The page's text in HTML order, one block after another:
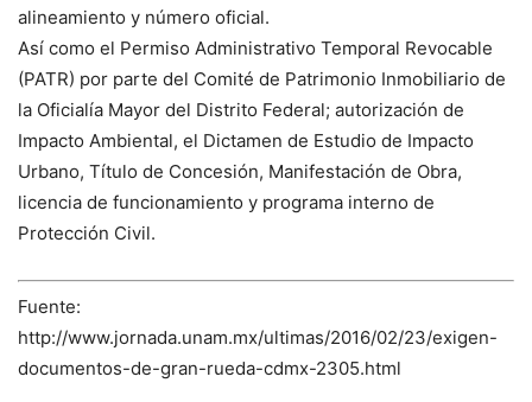
alineamiento y número oficial.
Así como el Permiso Administrativo Temporal Revocable
(PATR) por parte del Comité de Patrimonio Inmobiliario de
la Oficialía Mayor del Distrito Federal; autorización de
Impacto Ambiental, el Dictamen de Estudio de Impacto
Urbano, Título de Concesión, Manifestación de Obra,
licencia de funcionamiento y programa interno de
Protección Civil.
Fuente:
http://www.jornada.unam.mx/ultimas/2016/02/23/exigen-
documentos-de-gran-rueda-cdmx-2305.html